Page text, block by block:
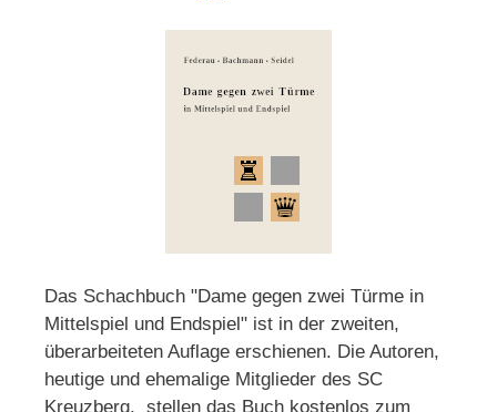
Das Schachbuch "Dame gegen zwei Türme in
Mittelspiel und Endspiel" ist in der zweiten,
überarbeiteten Auflage erschienen. Die Autoren,
heutige und ehemalige Mitglieder des SC
Kreuzberg, stellen das Buch kostenlos zum